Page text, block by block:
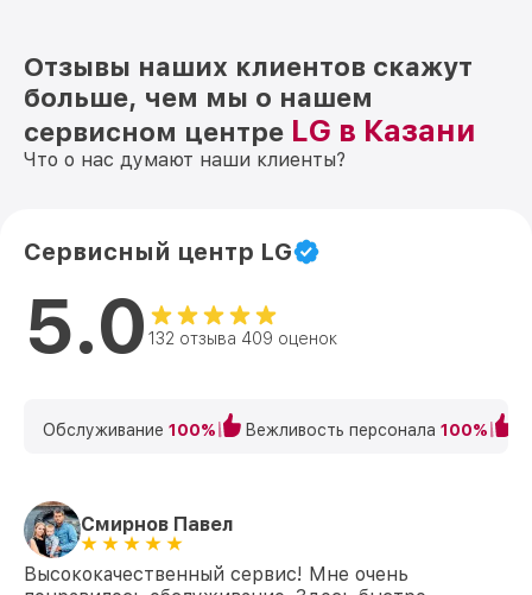
Отзывы наших клиентов скажут
больше, чем мы о нашем
сервисном центре LG в Казани
Что о нас думают наши клиенты?
Сервисный центр LG
5.0 132 отзыва 409 оценок
Обслуживание 100% Вежливость персонала 100%
Смирнов Павел
Высококачественный сервис! Мне очень